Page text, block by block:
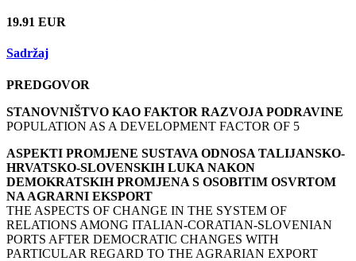
19.91 EUR
Sadržaj
PREDGOVOR
STANOVNIŠTVO KAO FAKTOR RAZVOJA PODRAVINE
POPULATION AS A DEVELOPMENT FACTOR OF 5
ASPEKTI PROMJENE SUSTAVA ODNOSA TALIJANSKO-
HRVATSKO-SLOVENSKIH LUKA NAKON
DEMOKRATSKIH PROMJENA S OSOBITIM OSVRTOM
NA AGRARNI EKSPORT
THE ASPECTS OF CHANGE IN THE SYSTEM OF
RELATIONS AMONG ITALIAN-CORATIAN-SLOVENIAN
PORTS AFTER DEMOCRATIC CHANGES WITH
PARTICULAR REGARD TO THE AGRARIAN EXPORT